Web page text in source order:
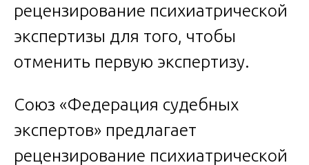
рецензирование психиатрической
экспертизы для того, чтобы
отменить первую экспертизу.
Союз «Федерация судебных
экспертов» предлагает
рецензирование психиатрической